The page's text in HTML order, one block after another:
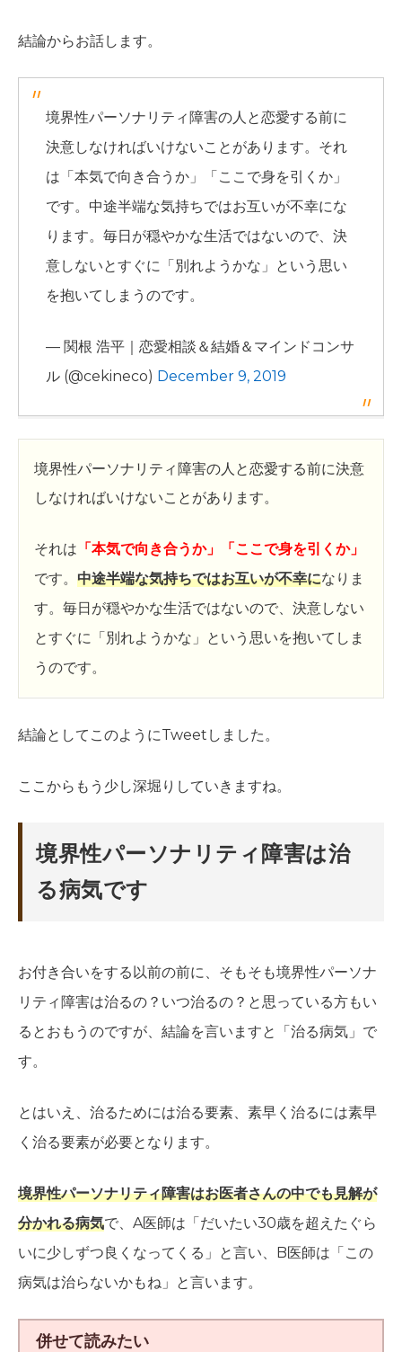
結論からお話します。
境界性パーソナリティ障害の人と恋愛する前に
決意しなければいけないことがあります。それ
は「本気で向き合うか」「ここで身を引くか」
です。中途半端な気持ちではお互いが不幸にな
ります。毎日が穏やかな生活ではないので、決
意しないとすぐに「別れようかな」という思い
を抱いてしまうのです。
— 関根 浩平｜恋愛相談＆結婚＆マインドコンサ
ル (@cekineco) December 9, 2019
境界性パーソナリティ障害の人と恋愛する前に決意
しなければいけないことがあります。
それは 「本気で向き合うか」「ここで身を引くか」
です。 中途半端な気持ちではお互いが不幸になりま
す。毎日が穏やかな生活ではないので、決意しない
とすぐに「別れようかな」という思いを抱いてしま
うのです。
結論としてこのようにTweetしました。
ここからもう少し深堀りしていきますね。
境界性パーソナリティ障害は治
る病気です
お付き合いをする以前の前に、そもそも境界性パーソナ
リティ障害は治るの？いつ治るの？と思っている方もい
るとおもうのですが、結論を言いますと「治る病気」で
す。
とはいえ、治るためには治る要素、素早く治るには素早
く治る要素が必要となります。
境界性パーソナリティ障害はお医者さんの中でも見解が
分かれる病気で、A医師は「だいたい30歳を超えたぐら
いに少しずつ良くなってくる」と言い、B医師は「この
病気は治らないかもね」と言います。
併せて読みたい